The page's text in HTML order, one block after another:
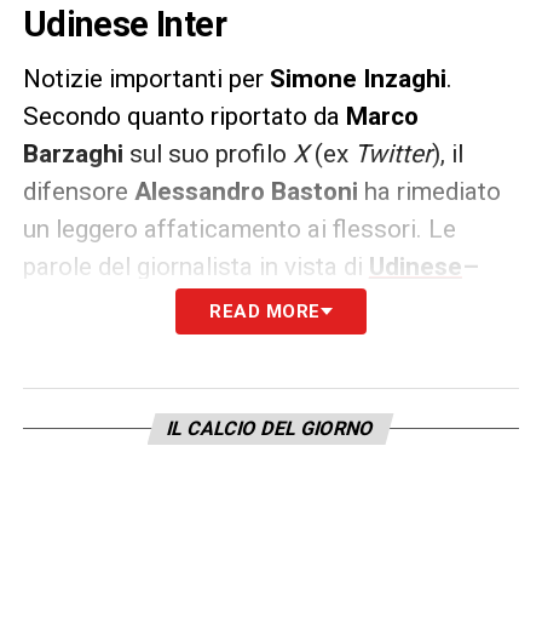
Udinese Inter
Notizie importanti per Simone Inzaghi.
Secondo quanto riportato da Marco
Barzaghi sul suo profilo X(ex Twitter), il
difensore Alessandro Bastoni ha rimediato
un leggero affaticamento ai flessori. Le
parole del giornalista in vista di Udinese–
rientrare con i compagni) e Bastoni che ha
READ MORE
IL CALCIO DEL GIORNO